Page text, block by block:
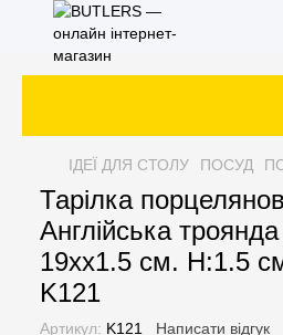
ІДЕЇ ДЛЯ СТОЛУ ПОСУД
Тарілка
Англійська
19xx1.5 см. H:1.5
K121
Артикул: K121 Написати відгук